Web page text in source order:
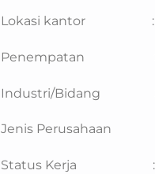
Lokasi kantor :
Penempatan :
Industri/Bidang :
Jenis Perusahaan :
Status Kerja :